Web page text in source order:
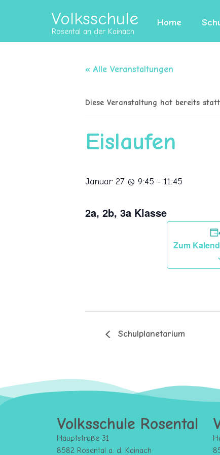
Volksschule
Rosental an der Kainach
Home
« Alle Veranstaltungen
Diese Veranstaltung hat bereits
Eislaufen
Januar 27 @ 9:45 - 11:45
2a, 2b, 3a Klasse
Zum
Schulplanetarium
Volksschule Rosental
Hauptstraße 31
8582 Rosental a. d. Kainach